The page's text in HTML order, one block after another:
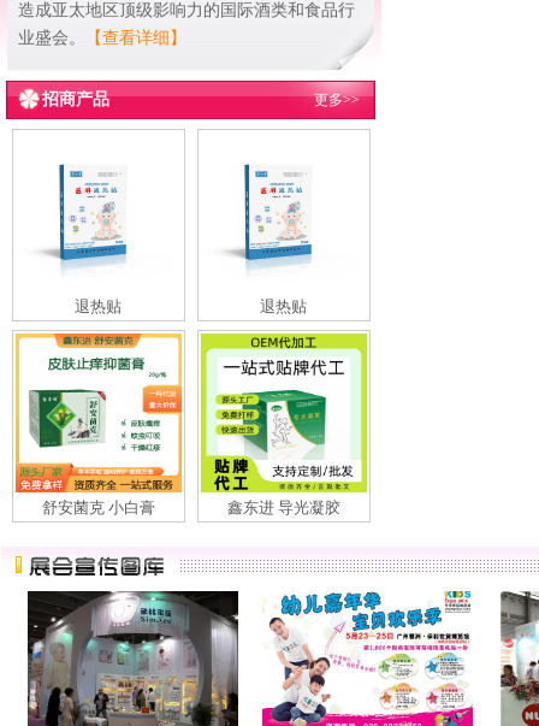
造成亚太地区顶级影响力的国际酒类和食品行
业盛会。
【查看详细】
招商产品 更多>>
退热贴 退热贴
舒安菌克 小白膏 鑫东进 导光凝胶